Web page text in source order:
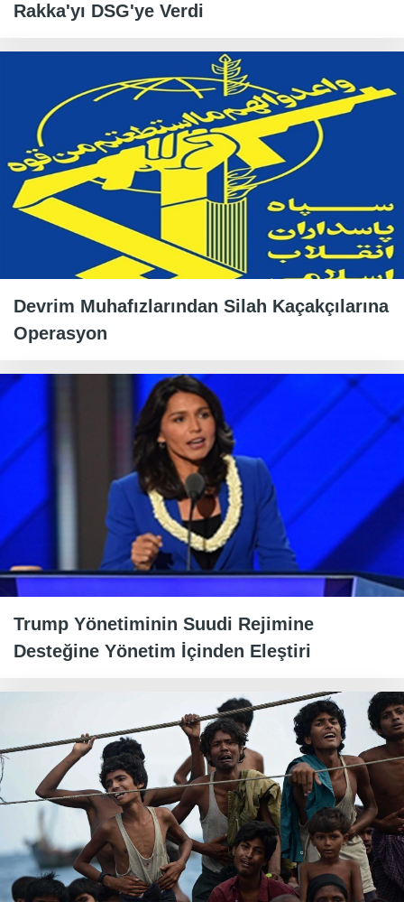
Rakka'yı DSG'ye Verdi
Devrim Muhafızlarından Silah Kaçakçılarına
Operasyon
Trump Yönetiminin Suudi Rejimine
Desteğine Yönetim İçinden Eleştiri